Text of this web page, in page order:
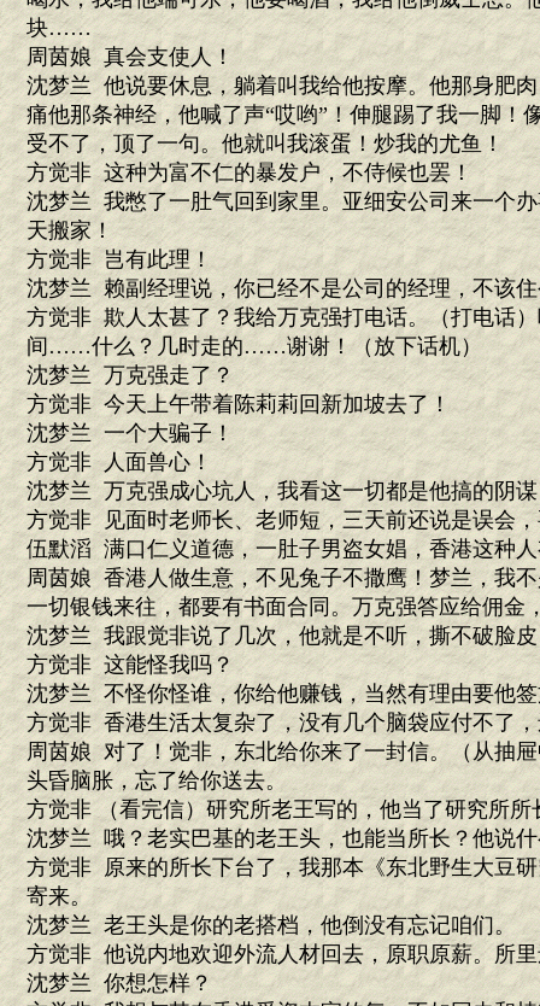
块……
周茵娘 真会支使人！
沈梦兰 他说要休息，躺着叫我给他按摩。他那身肥
痛他那条神经，他喊了声“哎哟”！伸腿踢了我一脚！
受不了，顶了一句。他就叫我滚蛋！炒我的尤鱼！
方觉非 这种为富不仁的暴发户，不侍候也罢！
沈梦兰 我憋了一肚气回到家里。亚细安公司来一个
天搬家！
方觉非 岂有此理！
沈梦兰 赖副经理说，你已经不是公司的经理，不该
方觉非 欺人太甚了？我给万克强打电话。（打电话
间……什么？几时走的……谢谢！（放下话机）
沈梦兰 万克强走了？
方觉非 今天上午带着陈莉莉回新加坡去了！
沈梦兰 一个大骗子！
方觉非 人面兽心！
沈梦兰 万克强成心坑人，我看这一切都是他搞的阴
方觉非 见面时老师长、老师短，三天前还说是误会
伍默滔 满口仁义道德，一肚子男盗女娼，香港这种
周茵娘 香港人做生意，不见兔子不撒鹰！梦兰，我
一切银钱来往，都要有书面合同。万克强答应给佣金
沈梦兰 我跟觉非说了几次，他就是不听，撕不破脸
方觉非 这能怪我吗？
沈梦兰 不怪你怪谁，你给他赚钱，当然有理由要他
方觉非 香港生活太复杂了，没有几个脑袋应付不了
周茵娘 对了！觉非，东北给你来了一封信。（从抽
头昏脑胀，忘了给你送去。
方觉非 （看完信）研究所老王写的，他当了研究所所
沈梦兰 哦？老实巴基的老王头，也能当所长？他说
方觉非 原来的所长下台了，我那本《东北野生大豆
寄来。
沈梦兰 老王头是你的老搭档，他倒没有忘记咱们。
方觉非 他说内地欢迎外流人材回去，原职原薪。所
沈梦兰 你想怎样？